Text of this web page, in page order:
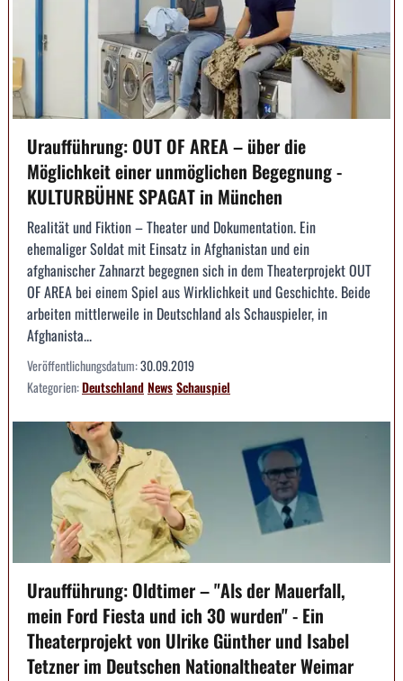
Uraufführung: OUT OF AREA – über die
Möglichkeit einer unmöglichen Begegnung -
KULTURBÜHNE SPAGAT in München
Realität und Fiktion – Theater und Dokumentation. Ein
ehemaliger Soldat mit Einsatz in Afghanistan und ein
afghanischer Zahnarzt begegnen sich in dem Theaterprojekt OUT
OF AREA bei einem Spiel aus Wirklichkeit und Geschichte. Beide
arbeiten mittlerweile in Deutschland als Schauspieler, in
Afghanista...
Veröffentlichungsdatum:30.09.2019
Kategorien:DeutschlandNewsSchauspiel
Uraufführung: Oldtimer – "Als der Mauerfall,
mein Ford Fiesta und ich 30 wurden" - Ein
Theaterprojekt von Ulrike Günther und Isabel
Tetzner im Deutschen Nationaltheater Weimar